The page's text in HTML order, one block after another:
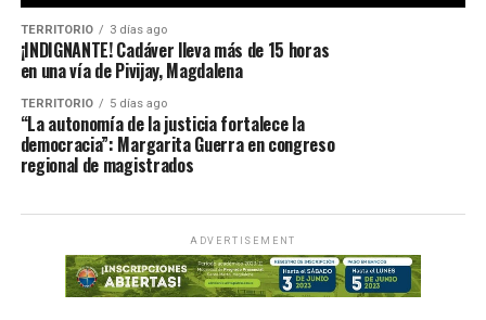
TERRITORIO 3 días ago
¡INDIGNANTE! Cadáver lleva más de 15 horas
en una vía de Pivijay, Magdalena
TERRITORIO 5 días ago
“La autonomía de la justicia fortalece la
democracia”: Margarita Guerra en congreso
regional de magistrados
ADVERTISEMENT